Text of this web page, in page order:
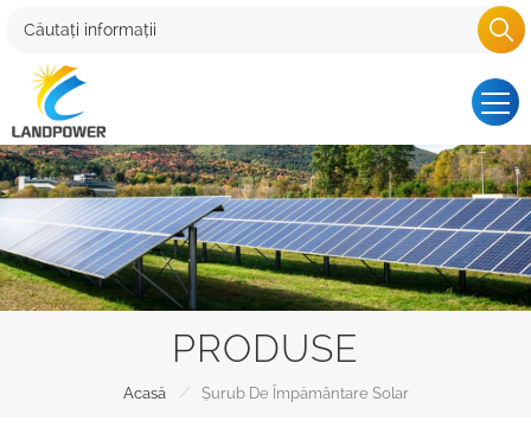
PRODUSE
Acasă / Șurub De Împământare Solar